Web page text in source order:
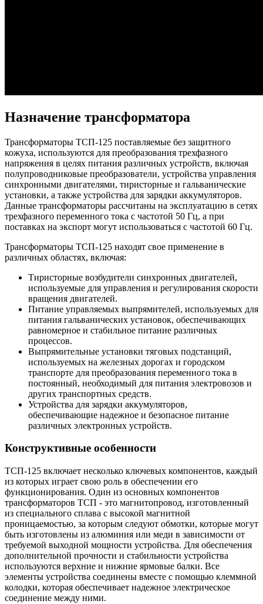
Назначение трансформатора
Трансформаторы ТСП-125 поставляемые без защитного
кожуха, используются для преобразования трехфазного
напряжения в целях питания различных устройств, включая
полупроводниковые преобразователи, устройства управления
синхронными двигателями, тиристорные и гальванические
установки, а также устройства для зарядки аккумуляторов.
Данные трансформаторы рассчитаны на эксплуатацию в сетях
трехфазного переменного тока с частотой 50 Гц, а при
поставках на экспорт могут использоваться с частотой 60 Гц.
Трансформаторы ТСП-125 находят свое применение в
различных областях, включая:
Тиристорные возбудители синхронных двигателей,
используемые для управления и регулирования скорости
вращения двигателей.
Питание управляемых выпрямителей, используемых для
питания гальванических установок, обеспечивающих
равномерное и стабильное питание различных
процессов.
Выпрямительные установки тяговых подстанций,
используемых на железных дорогах и городском
транспорте для преобразования переменного тока в
постоянный, необходимый для питания электровозов и
других транспортных средств.
Устройства для зарядки аккумуляторов,
обеспечивающие надежное и безопасное питание
различных электронных устройств.
Конструктивные особенности
ТСП-125 включает несколько ключевых компонентов, каждый
из которых играет свою роль в обеспечении его
функционирования. Один из основных компонентов
трансформаторов ТСП - это магнитопровод, изготовленный
из специального сплава с высокой магнитной
проницаемостью, за которым следуют обмотки, которые могут
быть изготовлены из алюминия или меди в зависимости от
требуемой выходной мощности устройства. Для обеспечения
дополнительной прочности и стабильности устройства
используются верхние и нижние ярмовые балки. Все
элементы устройства соединены вместе с помощью клеммной
колодки, которая обеспечивает надежное электрическое
соединение между ними.